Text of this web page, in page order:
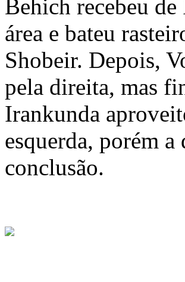
Behich recebeu
área e bateu
Shobeir. Depois,
pela direita, mas
Irankunda
esquerda, porém a
conclusão.